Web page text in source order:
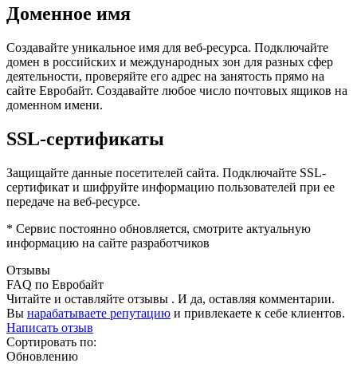
Доменное имя
Создавайте уникальное имя для веб-ресурса. Подключайте
домен в российских и международных зон для разных сфер
деятельности, проверяйте его адрес на занятость прямо на
сайте Евробайт. Создавайте любое число почтовых ящиков на
доменном имени.
SSL-сертификаты
Защищайте данные посетителей сайта. Подключайте SSL-
сертификат и шифруйте информацию пользователей при ее
передаче на веб-ресурсе.
* Сервис постоянно обновляется, смотрите актуальную
информацию на сайте разработчиков
Отзывы
FAQ по Евробайт
Читайте и оставляйте отзывы . И да, оставляя комментарии.
Вы нарабатываете репутацию и привлекаете к себе клиентов.
Написать отзыв
Сортировать по:
Обновлению